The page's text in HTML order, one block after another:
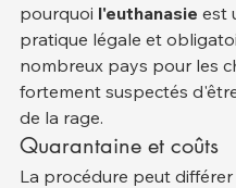
pourquoi l'euthanasie est
pratique légale et
nombreux pays pour les
fortement suspectés
de la rage.
Quarantaine et coûts
La procédure peut